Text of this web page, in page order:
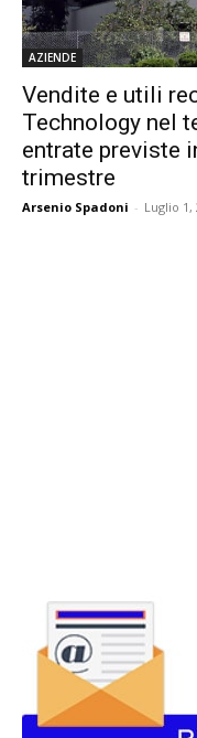
AZIENDE
Vendite e utili
Technology nel
entrate previste
trimestre
Arsenio Spadoni - Luglio 1,